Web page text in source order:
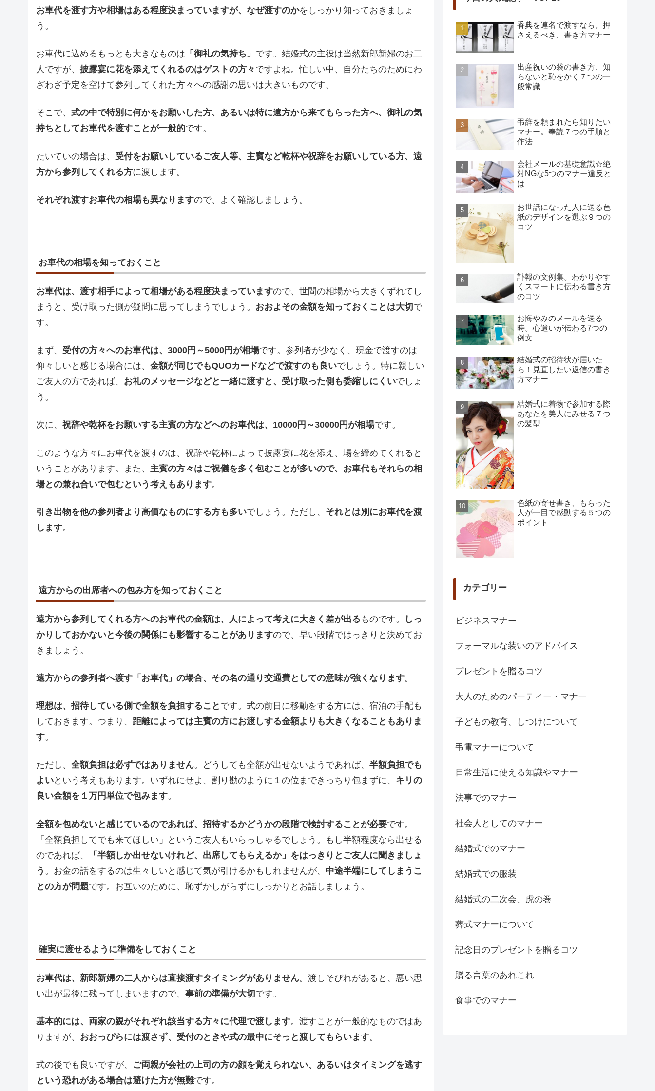
お車代を渡す方や相場はある程度決まっていますが、なぜ渡すのかをしっかり知っておきましょ
う。
お車代に込めるもっとも大きなものは 「御礼の気持ち」 です。結婚式の主役は当然新郎新婦のお二
人ですが、 披露宴に花を添えてくれるのはゲストの方々 ですよね。忙しい中、自分たちのためにわ
ざわざ予定を空けて参列してくれた方々への感謝の思いは大きいものです。
そこで、 式の中で特別に何かをお願いした方、あるいは特に遠方から来てもらった方へ、御礼の気
持ちとしてお車代を渡すことが一般的です。
たいていの場合は、 受付をお願いしているご友人等、主賓など乾杯や祝辞をお願いしている方、遠
方から参列してくれる方に渡します。
それぞれ渡すお車代の相場も異なりますので、よく確認しましょう。
お車代の相場を知っておくこと
お車代は、渡す相手によって相場がある程度決まっていますので、世間の相場から大きくずれてし
まうと、受け取った側が疑問に思ってしまうでしょう。 おおよその金額を知っておくことは大切で
す。
まず、 受付の方々へのお車代は、3000円～5000円が相場です。参列者が少なく、現金で渡すのは
仰々しいと感じる場合には、 金額が同じでもQUOカードなどで渡すのも良いでしょう。特に親しい
ご友人の方であれば、 お礼のメッセージなどと一緒に渡すと、受け取った側も委縮しにくいでしょ
う。
次に、 祝辞や乾杯をお願いする主賓の方などへのお車代は、10000円～30000円が相場です。
このような方々にお車代を渡すのは、祝辞や乾杯によって披露宴に花を添え、場を締めてくれると
いうことがあります。また、 主賓の方々はご祝儀を多く包むことが多いので、お車代もそれらの相
場との兼ね合いで包むという考えもあります。
引き出物を他の参列者より高価なものにする方も多いでしょう。ただし、 それとは別にお車代を渡
します。
遠方からの出席者への包み方を知っておくこと
遠方から参列してくれる方へのお車代の金額は、人によって考えに大きく差が出る ものです。
しっ
かりしておかないと今後の関係にも影響することがありますので、早い段階ではっきりと決めてお
きましょう。
遠方からの参列者へ渡す「お車代」の場合、その名の通り交通費としての意味が強くなります。
理想は、招待している側で全額を負担すること です。式の前日に移動をする方には、宿泊の手配も
しておきます。つまり、 距離によっては主賓の方にお渡しする金額よりも大きくなることもありま
す。
ただし、 全額負担は必ずではありません。どうしても全額が出せないようであれば、 半額負担でも
よいという考えもあります。いずれにせよ、割り勘のように１の位まできっちり包まずに、 キリの
良い金額を１万円単位で包みます。
全額を包めないと感じているのであれば、招待するかどうかの段階で検討することが必要です。
「全額負担してでも来てほしい」というご友人もいらっしゃるでしょう。もし半額程度なら出せる
のであれば、
「半額しか出せないけれど、出席してもらえるか」をはっきりとご友人に聞きましょ
う 。お金の話をするのは生々しいと感じて気が引けるかもしれませんが、 中途半端にしてしまうこ
との方が問題です。お互いのために、恥ずかしがらずにしっかりとお話しましょう。
確実に渡せるように準備をしておくこと
お車代は、新郎新婦の二人からは直接渡すタイミングがありません。渡しそびれがあると、悪い思
い出が最後に残ってしまいますので、 事前の準備が大切です。
基本的には、両家の親がそれぞれ該当する方々に代理で渡します。渡すことが一般的なものではあ
りますが、 おおっぴらには渡さず、受付のときや式の最中にそっと渡してもらいます。
式の後でも良いですが、 ご両親が会社の上司の方の顔を覚えられない、あるいはタイミングを逃す
という恐れがある場合は避けた方が無難です。
香典を連名で渡すなら。押
さえるべき、書き方マナー
出産祝いの袋の書き方、知
らないと恥をかく７つの一
般常識
弔辞を頼まれたら知りたい
マナー。奉読７つの手順と
作法
会社メールの基礎意識☆絶
対NGな5つのマナー違反と
は
お世話になった人に送る色
紙のデザインを選ぶ９つの
コツ
訃報の文例集。わかりやす
くスマートに伝わる書き方
のコツ
お悔やみのメールを送る
時。心遣いが伝わる7つの
例文
結婚式の招待状が届いた
ら！見直したい返信の書き
方マナー
結婚式に着物で参加する際
あなたを美人にみせる７つ
の髪型
色紙の寄せ書き、もらった
人が一目で感動する５つの
ポイント
カテゴリー
ビジネスマナー
フォーマルな装いのアドバイス
プレゼントを贈るコツ
大人のためのパーティー・マナー
子どもの教育、しつけについて
弔電マナーについて
日常生活に使える知識やマナー
法事でのマナー
社会人としてのマナー
結婚式でのマナー
結婚式での服装
結婚式の二次会、虎の巻
葬式マナーについて
記念日のプレゼントを贈るコツ
贈る言葉のあれこれ
食事でのマナー